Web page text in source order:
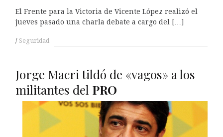
El Frente para la Victoria de Vicente López realizó el
jueves pasado una charla debate a cargo del […]
Seguridad
Jorge Macri tildó de «vagos» a los
militantes del PRO